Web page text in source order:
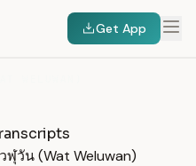
Get App
ฬุวัน (Wat Weluwan)